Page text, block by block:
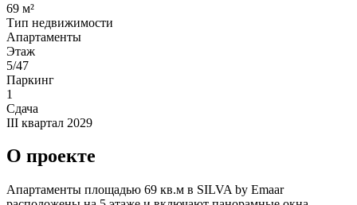
69 м²
Тип недвижимости
Апартаменты
Этаж
5/47
Паркинг
1
Сдача
III квартал 2029
О проекте
Апартаменты площадью 69 кв.м в SILVA by Emaar